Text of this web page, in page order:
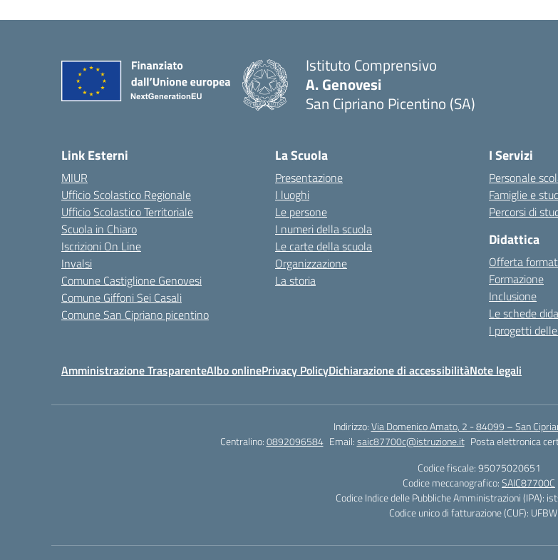
Istituto Comprensivo
A. Genovesi
San Cipriano Picentino (SA)
Link Esterni
MIUR
Ufficio Scolastico Regionale
Ufficio Scolastico Territoriale
Scuola in Chiaro
Iscrizioni On Line
Invalsi
Comune Castiglione Genovesi
Comune Giffoni Sei Casali
Comune San Cipriano picentino
La Scuola
Presentazione
I luoghi
Le persone
I numeri della scuola
Le carte della scuola
Organizzazione
La storia
I Servizi
Personale
Famiglie e
Percorsi di
Didattica
Offerta
Formazione
Inclusione
Le schede
I progetti
Amministrazione TrasparenteAlbo onlinePrivacy PolicyDichiarazione di accessibilitàNote legali
Indirizzo:Via Domenico Amato, 2 - 84099 – San
Centralino:0892096584 Email:saic87700c@istruzione.it Posta elettronica
Codice fiscale: 95075020651
Codice meccanografico:SAIC87700C
Codice Indice delle Pubbliche Amministrazioni (IPA):
Codice unico di fatturazione (CUF):